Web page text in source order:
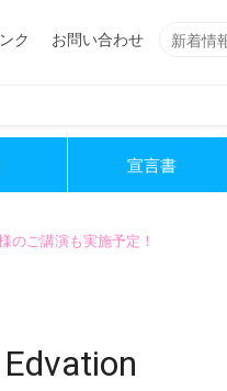
Search
ク お問い合わせ
宣言書
のご講演も実施予定！